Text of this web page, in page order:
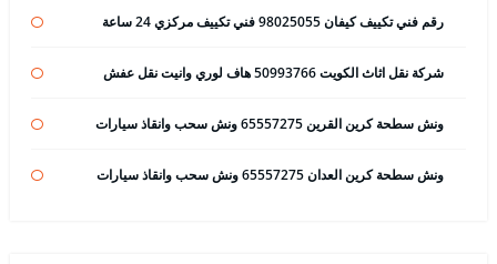
رقم فني تكييف كيفان 98025055 فني تكييف مركزي 24 ساعة
شركة نقل اثاث الكويت 50993766 هاف لوري وانيت نقل عفش
ونش سطحة كرين القرين 65557275 ونش سحب وانقاذ سيارات
ونش سطحة كرين العدان 65557275 ونش سحب وانقاذ سيارات